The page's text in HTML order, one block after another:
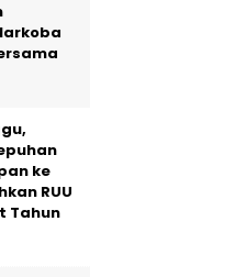
ke
RUU
Tahun